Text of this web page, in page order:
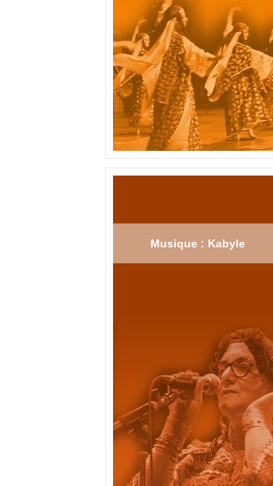
Musique : Kabyle